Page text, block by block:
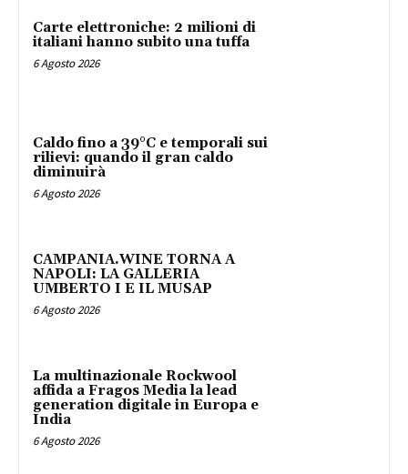
Carte elettroniche: 2 milioni di
italiani hanno subito una tuffa
6 Agosto 2026
Caldo fino a 39°C e temporali sui
rilievi: quando il gran caldo
diminuirà
6 Agosto 2026
CAMPANIA.WINE TORNA A
NAPOLI: LA GALLERIA
UMBERTO I E IL MUSAP
6 Agosto 2026
La multinazionale Rockwool
affida a Fragos Media la lead
generation digitale in Europa e
India
6 Agosto 2026